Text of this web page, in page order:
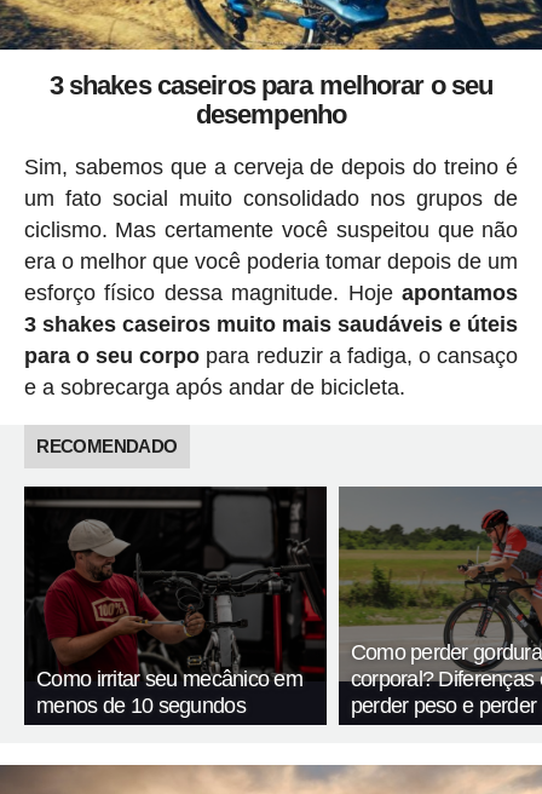
3 shakes caseiros para melhorar o seu
desempenho
Sim, sabemos que a cerveja de depois do treino é
um fato social muito consolidado nos grupos de
ciclismo. Mas certamente você suspeitou que não
era o melhor que você poderia tomar depois de um
esforço físico dessa magnitude. Hojeapontamos
3 shakes caseiros muito mais saudáveis ​​e úteis
para o seu corpo para reduzir a fadiga, o cansaço
e a sobrecarga após andar de bicicleta.
RECOMENDADO
Como irritar seu mecânico em
menos de 10 segundos
Como perder gordura
corporal? Diferenças
perder peso e